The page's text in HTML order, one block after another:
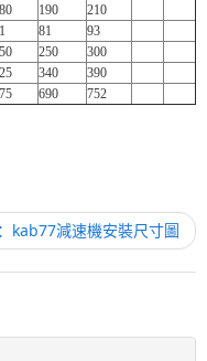
190
210
81
93
250
300
340
390
690 752
kab77減速機安裝尺寸圖